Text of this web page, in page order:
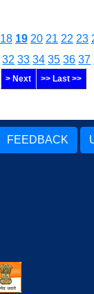
18 19 20 21 22 23
32 33 34 35 36 37
> Next >> Last >>
FEEDBACK